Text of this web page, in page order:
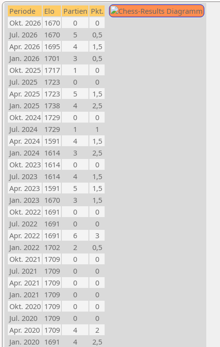
Periode Elo Partien Pkt.
Okt. 2026 1670 0
0
Jul. 2026
1670 5
0,5
Apr. 2026 1695 4
1,5
Jan. 2026 1701 3
0,5
Okt. 2025 1717 1
0
Jul. 2025
1723 0
0
Apr. 2025 1723 5
1,5
Jan. 2025 1738 4
2,5
Okt. 2024 1729 0
0
Jul. 2024
1729 1
1
Apr. 2024 1591 4
1,5
Jan. 2024 1614 3
2,5
Okt. 2023 1614 0
0
Jul. 2023
1614 4
1,5
Apr. 2023 1591 5
1,5
Jan. 2023 1670 3
1,5
Okt. 2022 1691 0
0
Jul. 2022
1691 0
0
Apr. 2022 1691 6
3
Jan. 2022 1702 2
0,5
Okt. 2021 1709 0
0
Jul. 2021
1709 0
0
Apr. 2021 1709 0
0
Jan. 2021
1709 0
0
Okt. 2020 1709 0
0
Jul. 2020
1709 0
0
Apr. 2020 1709 4
2
Jan. 2020 1691 4
2,5